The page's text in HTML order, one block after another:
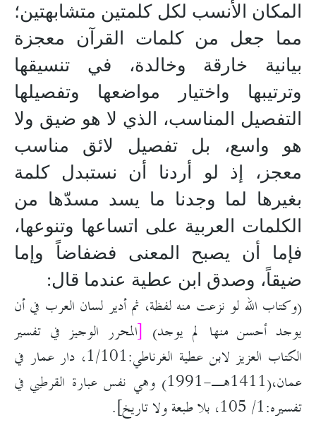
المكان الأنسب لكل كلمتين متشابهتين؛
مما جعل من كلمات القرآن معجزة
بيانية خارقة وخالدة، في تنسيقها
وترتيبها واختيار مواضعها وتفصيلها
التفصيل المناسب، الذي لا هو ضيق ولا
هو واسع، بل تفصيل لائق مناسب
معجز، إذ لو أردنا أن نستبدل كلمة
بغيرها لما وجدنا ما يسد مسدّها من
الكلمات العربية على اتساعها وتنوعها،
فإما أن يصبح المعنى فضفاضاً وإما
ضيقاً، وصدق ابن عطية عندما قال:
(وكتاب الله لو نزعت منه لفظة، ثم أدير لسان العرب في أن
يوجد أحسن منها لم يوجد) [المحرر الوجيز في تفسير
الكتاب العزيز لابن عطية الغرناطي:1/101، دار عمار في
عمان،(1411هـ-1991) وهي نفس عبارة القرطبي في
تفسيره:1/ 105، بلا طبعة ولا تاريخ].